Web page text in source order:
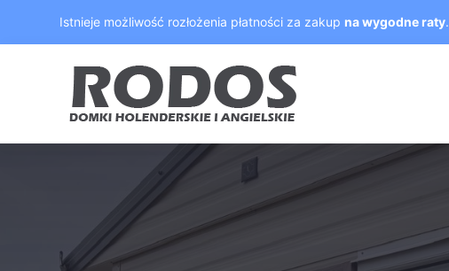
Istnieje możliwość rozłożenia płatności za zakupna wygodne raty.